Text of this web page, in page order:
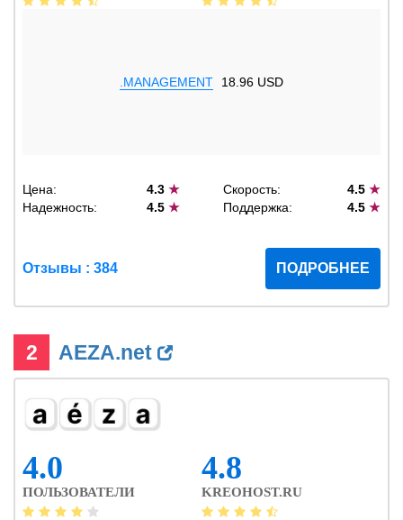
.MANAGEMENT 18.96 USD
Цена: 4.3★ Скорость: 4.5 ★
Надежность:
4.5★ Поддержка: 4.5 ★
Отзывы : 384 ПОДРОБНЕЕ
2 AEZA.net
4.0
ПОЛЬЗОВАТЕЛИ
4.8
KREOHOST.RU